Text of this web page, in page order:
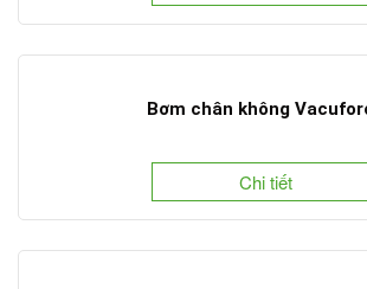
Bơm chân không
Chi tiết